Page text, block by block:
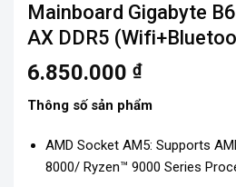
Mainboard Gigabyte
AX DDR5
6.850.000 ₫
Thông số sản phẩm
AMD Socket AM5: Supports
8000/ Ryzen™ 9000 Series